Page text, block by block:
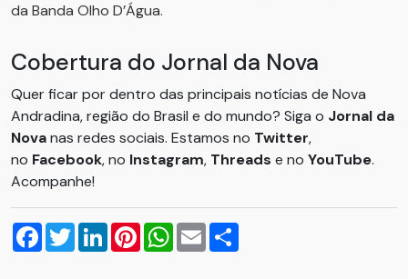
da Banda Olho D’Água.
Cobertura do Jornal da Nova
Quer ficar por dentro das principais notícias de Nova
Andradina, região do Brasil e do mundo? Siga o Jornal da
Novanas redes sociais. Estamos no Twitter,
no Facebook, no Instagram, Threads e no YouTube.
Acompanhe!
Facebook
TwitterLinkedInPinterestWhatsApp
Email